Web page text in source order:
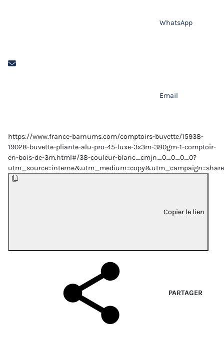
WhatsApp
Email
https://www.france-barnums.com/comptoirs-buvette/15938-
19028-buvette-pliante-alu-pro-45-luxe-3x3m-380gm-1-comptoir-
en-bois-de-3m.html#/38-couleur-blanc_cmjn_0_0_0_0?
Copier le lien
PARTAGER